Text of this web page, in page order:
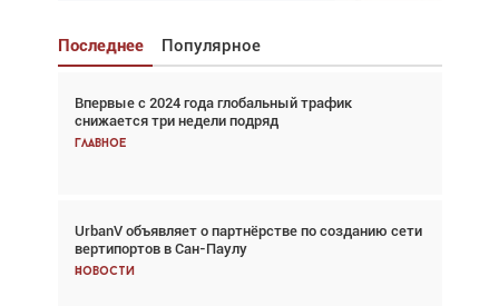
Последнее Популярное
Впервые с 2024 года глобальный трафик
снижается три недели подряд
Главное
UrbanV объявляет о партнёрстве по созданию сети
вертипортов в Сан-Паулу
Новости
Взгляд с высоты: тандем вертолётов и БПЛА в
спасательных операциях
Главное
Авиационный фотограф Дэйв Кох: «Фотография
говорит сама за себя... а ИИ всё портит»
Новости